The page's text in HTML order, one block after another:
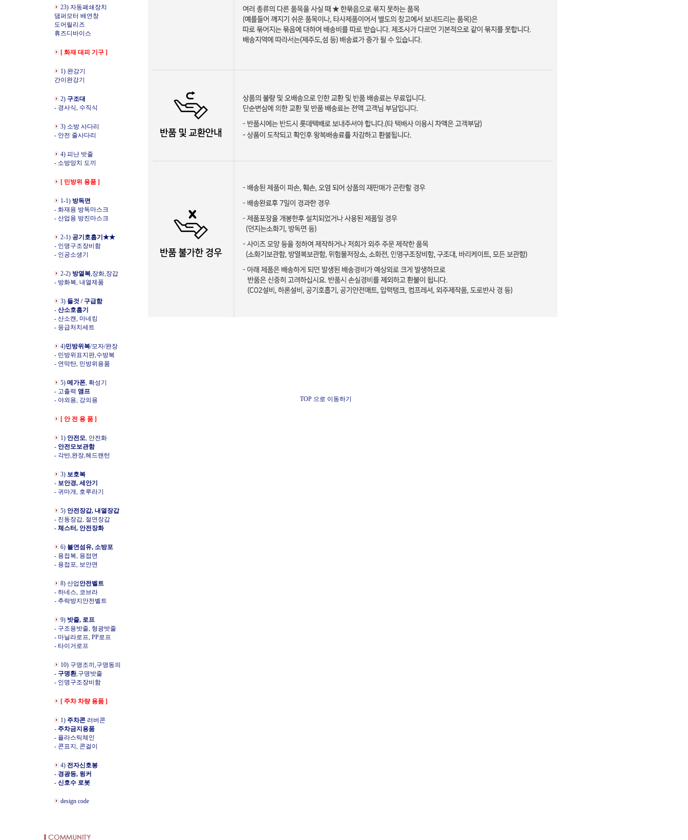
23) 자동폐쇄장치
댐퍼모터 배연창
도어릴리즈
휴즈디바이스
[ 화재 대피 기구 ]
1) 완강기
간이완강기
2) 구조대
- 경사식, 수직식
3) 소방 사다리
- 안전 줄사다리
4) 피난 밧줄
- 소방망치 도끼
[ 민방위 용품 ]
1-1) 방독면
- 화재용 방독마스크
- 산업용 방진마스크
2-1) 공기호흡기★★
- 인명구조장비함
- 인공소생기
2-2) 방열복,장화,장갑
- 방화복, 내열제품
3) 들것 / 구급함
- 산소호흡기
- 산소캔, 마네킹
- 응급처치세트
4)민방위복/모자/완장
- 민방위표지판,수방복
- 연막탄, 민방위용품
5) 메가폰, 확성기
- 고출력 앰프
- 야외용, 강의용
[ 안 전 용 품 ]
1) 안전모, 안전화
- 안전모보관함
- 각반,완장,헤드랜턴
3) 보호복
- 보안경, 세안기
- 귀마개, 호루라기
5) 안전장갑, 내열장갑
- 진동장갑, 절연장갑
- 체스터, 안전장화
6) 불연섬유, 소방포
- 용접복, 용접면
- 용접포, 보안면
8) 산업 안전벨트
- 하네스, 코브라
- 추락방지안전벨트
9) 밧줄, 로프
- 구조용밧줄, 형광밧줄
- 마닐라로프, PP로프
- 타이거로프
10) 구명조끼,구명동의
- 구명환,구명밧줄
- 인명구조장비함
[ 주차 차량 용품 ]
1) 주차콘 러버콘
- 주차금지용품
- 플라스틱체인
- 콘표지, 콘걸이
4) 전자신호봉
- 경광등, 윙커
- 신호수 로봇
design code
TOP 으로 이동하기